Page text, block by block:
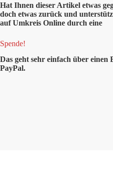
Hat Ihnen dieser Artikel etwas
doch etwas zurück und
auf Umkreis Online durch eine
Spende!
Das geht sehr einfach über einen
PayPal.